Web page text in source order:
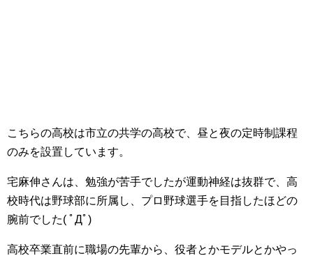
こちらの高校は市立の共学の高校で、昼と夜の定時制課程
のみを設置しています。
宅麻伸さんは、勉強が苦手でしたが運動神経は抜群で、高
校時代は野球部に所属し、プロ野球選手を目指したほどの
腕前でした( ﾟДﾟ)
高校卒業直前に職場の先輩から、役者とかモデルとかやっ